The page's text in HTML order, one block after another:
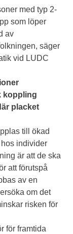
med typ 2-
som löper
av
säger
vid LUDC
koppling
placket
till ökad
individer
är att de ska
att förutspå
av en
om det
risken för
för framtida